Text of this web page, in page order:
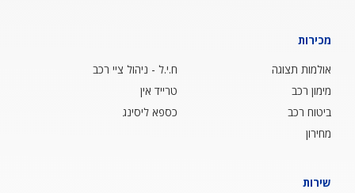
מכירות
אולמות תצוגה
ח.י.ל - ניהול ציי רכב
מימון רכב
טרייד אין
ביטוח רכב
כספא ליסינג
מחירון
שירות